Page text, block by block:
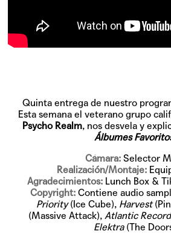
Quinta entrega de nuestro
Esta semana el veterano grupo
Psycho Realm, nos desvela y
Álbumes
Cámara: Selector
Realización/Montaje:
Agradecimientos:Lunch Box &
Copyright: Contiene audio
Priority(Ice Cube), Harvest
(Massive Attack),Atlantic
Elektra (The